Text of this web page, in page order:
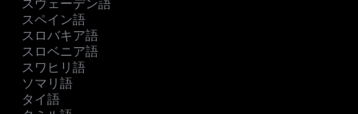
スウェーデン語
スペイン語
スロバキア語
スロベニア語
スワヒリ語
ソマリ語
タイ語